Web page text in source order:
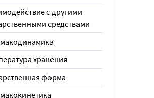
с другими
средствами
хранения
форма